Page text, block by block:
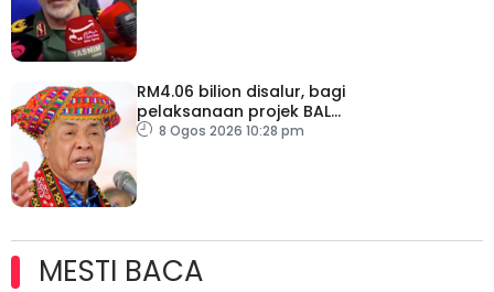
RM4.06 bilion disalur, bagi
pelaksanaan projek BALB
di Sabah
8 Ogos 2026 10:28 pm
MESTI BACA